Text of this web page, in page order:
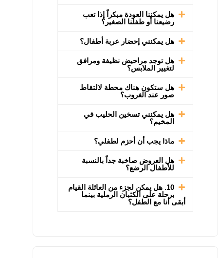
هل يمكننا العودة مبكراً إذا تعب
رضيعنا أو طفلنا الصغير؟
هل يمكنني إحضار عربة أطفال؟
هل توجد مراحيض نظيفة ومرافق
لتغيير الملابس؟
هل ستكون هناك محطة لالتقاط
صور عند الغروب؟
هل يمكنني تسخين الحليب في
المخيم؟
ماذا يجب أن أحزم لطفلي؟
هل العروض صاخبة جداً بالنسبة
للأطفال الرضع؟
10. هل يمكن لجزء من العائلة القيام
برحلة على الكثبان الرملية بينما
أبقى أنا مع الطفل؟